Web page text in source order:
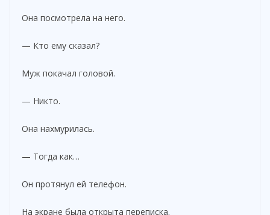
Она посмотрела на него.
— Кто ему сказал?
Муж покачал головой.
— Никто.
Она нахмурилась.
— Тогда как…
Он протянул ей телефон.
На экране была открыта переписка.